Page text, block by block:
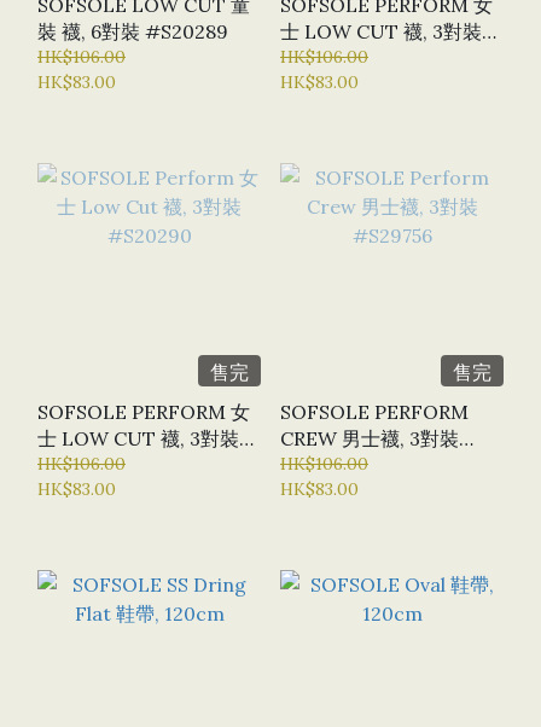
裝 襪, 6對裝 #S20289
HK$106.00
HK$83.00
士 LOW CUT 襪, 3對裝
#S20291
HK$106.00
HK$83.00
售完
SOFSOLE PERFORM 女
士 LOW CUT 襪, 3對裝
#S20290
HK$106.00
HK$83.00
售完
SOFSOLE PERFORM
CREW 男士襪, 3對裝
#S29756
HK$106.00
HK$83.00